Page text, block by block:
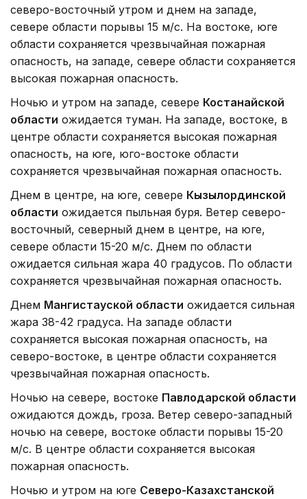
северо-восточный утром и днем на западе,
севере области порывы 15 м/с. На востоке, юге
области сохраняется чрезвычайная пожарная
опасность, на западе, севере области сохраняется
высокая пожарная опасность.
Ночью и утром на западе, севере Костанайской
области ожидается туман. На западе, востоке, в
центре области сохраняется высокая пожарная
опасность, на юге, юго-востоке области
сохраняется чрезвычайная пожарная опасность.
Днем в центре, на юге, севере Кызылординской
области ожидается пыльная буря. Ветер северо-
восточный, северный днем в центре, на юге,
севере области 15-20 м/с. Днем по области
ожидается сильная жара 40 градусов. По области
сохраняется чрезвычайная пожарная опасность.
Днем Мангистауской области ожидается сильная
жара 38-42 градуса. На западе области
сохраняется высокая пожарная опасность, на
северо-востоке, в центре области сохраняется
чрезвычайная пожарная опасность.
Ночью на севере, востоке Павлодарской области
ожидаются дождь, гроза. Ветер северо-западный
ночью на севере, востоке области порывы 15-20
м/с. В центре области сохраняется высокая
пожарная опасность.
Ночью и утром на юге Северо-Казахстанской